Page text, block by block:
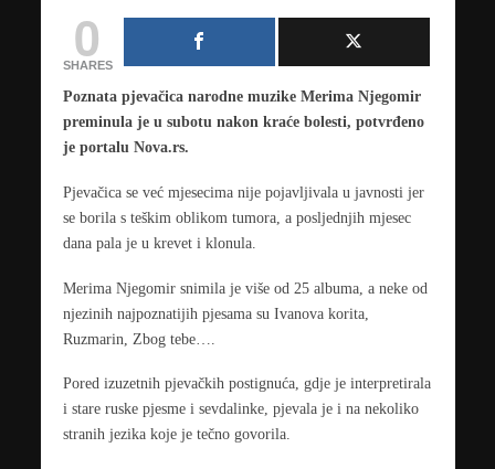
0
SHARES
Poznata pjevačica narodne muzike Merima Njegomir
preminula je u subotu nakon kraće bolesti, potvrđeno
je portalu Nova.rs.
Pjevačica se već mjesecima nije pojavljivala u javnosti jer
se borila s teškim oblikom tumora, a posljednjih mjesec
dana pala je u krevet i klonula.
Merima Njegomir snimila je više od 25 albuma, a neke od
njezinih najpoznatijih pjesama su Ivanova korita,
Ruzmarin, Zbog tebe….
Pored izuzetnih pjevačkih postignuća, gdje je interpretirala
i stare ruske pjesme i sevdalinke, pjevala je i na nekoliko
stranih jezika koje je tečno govorila.